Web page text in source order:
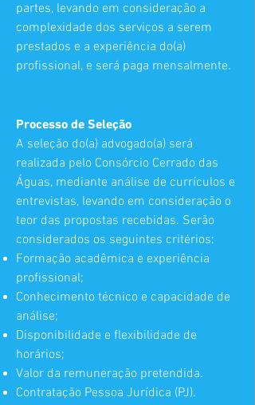
partes, levando em consideração a
complexidade dos serviços a serem
prestados e a experiência do(a)
profissional, e será paga mensalmente.
Processo de Seleção
A seleção do(a) advogado(a) será
realizada pelo Consórcio Cerrado das
Águas, mediante análise de currículos e
entrevistas, levando em consideração o
teor das propostas recebidas. Serão
considerados os seguintes critérios:
Formação acadêmica e experiência
profissional;
Conhecimento técnico e capacidade de
análise;
Disponibilidade e flexibilidade de
horários;
Valor da remuneração pretendida.
Contratação Pessoa Jurídica (PJ).